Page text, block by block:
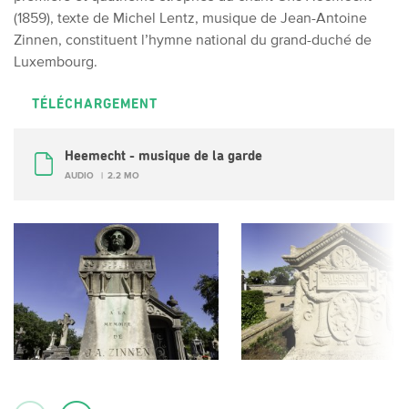
(1859), texte de Michel Lentz, musique de Jean-Antoine
Zinnen, constituent l’hymne national du grand-duché de
Luxembourg.
TÉLÉCHARGEMENT
Heemecht - musique de la garde
AUDIO 2.2 MO